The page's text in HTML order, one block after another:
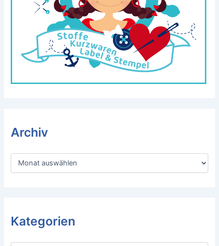
Archiv
A
Kategorien